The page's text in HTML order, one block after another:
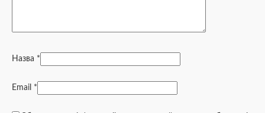
Назва *
Email *